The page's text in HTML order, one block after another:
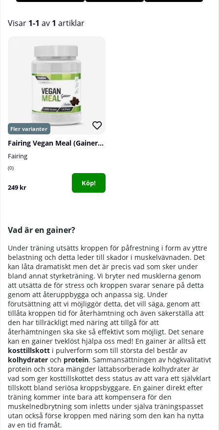
ett brett utbud av veganska gainer!
Visar 1-1 av 1 artiklar
Fairing Vegan Meal (Gainer), 1400 g
Fairing
0
249 kr Köp!
Vad är en gainer?
Under träning utsätts kroppen för påfrestning i form av yttre
belastning och detta leder till skador i muskelvävnaden. Det
kan låta dramatiskt men det är precis vad som sker under
bland annat styrketräning. Vi bryter ned musklerna genom
att utsätta de för stress och kroppen svarar senare på detta
genom att återuppbygga och anpassa sig. Under
förutsättning att vi möjliggör detta, det vill säga, genom att
tillåta kroppen tid för återhämtning och även säkerställa att
den har tillräckligt med näring att tillgå för att
återhämtningen ska ske så effektivt som möjligt. Det senare
kan en gainer tveklöst hjälpa oss med! En gainer är alltså ett
kosttillskott i pulverform som till största del består av
kolhydrater och protein. Sammansättningen av högkvalitativt
protein och stora mängder lättabsorberade kolhydrater är
vad som ger kosttillskottet dess status av att vara ett självklart
tillskott bland seriösa kroppsbyggare. En gainer direkt efter
träning kommer inte bara att kompensera för den
muskelnedbrytning som inletts under själva träningspasset
utan också förse kroppen med näring som den kan ha nytta
av en tid framåt.